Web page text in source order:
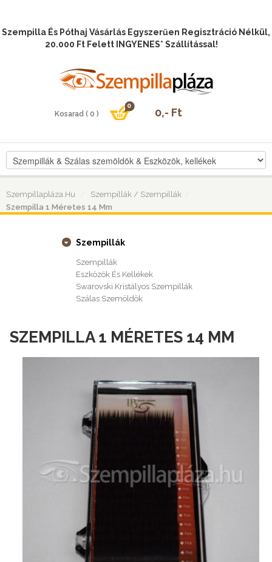
Szempilla És Póthaj Vásárlás Egyszerűen Regisztráció Nélkül,
20.000 Ft Felett INGYENES* Szállítással!
Szempillapláza.hu
Szempillák / Szempillák
Szempilla 1 Méretes 14 Mm
Szempillák
Szempillák
Eszközök És Kellékek
Swarovski Kristályos Szempillák
Szálas Szemöldök
SZEMPILLA 1 MÉRETES 14 MM